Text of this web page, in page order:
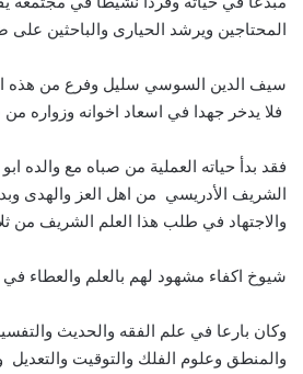
المحتاجين ويرشد الحيارى والباحثين على
سيف الدين السوسي سليل وفرع من هذه
فلا يدخر جهدا في اسعاد اخوانه وزواره
فقد بدأ حياته العملية من صباه مع والده
الشريف الأدريسي من اهل العز والهدى
والاجتهاد في طلب هذا العلم الشريف من
شيوخ اكفاء مشهود لهم بالعلم والعطاء
وكان بارعا في علم الفقه والحديث
والمنطق وعلوم الفلك والتوقيت والتعديل